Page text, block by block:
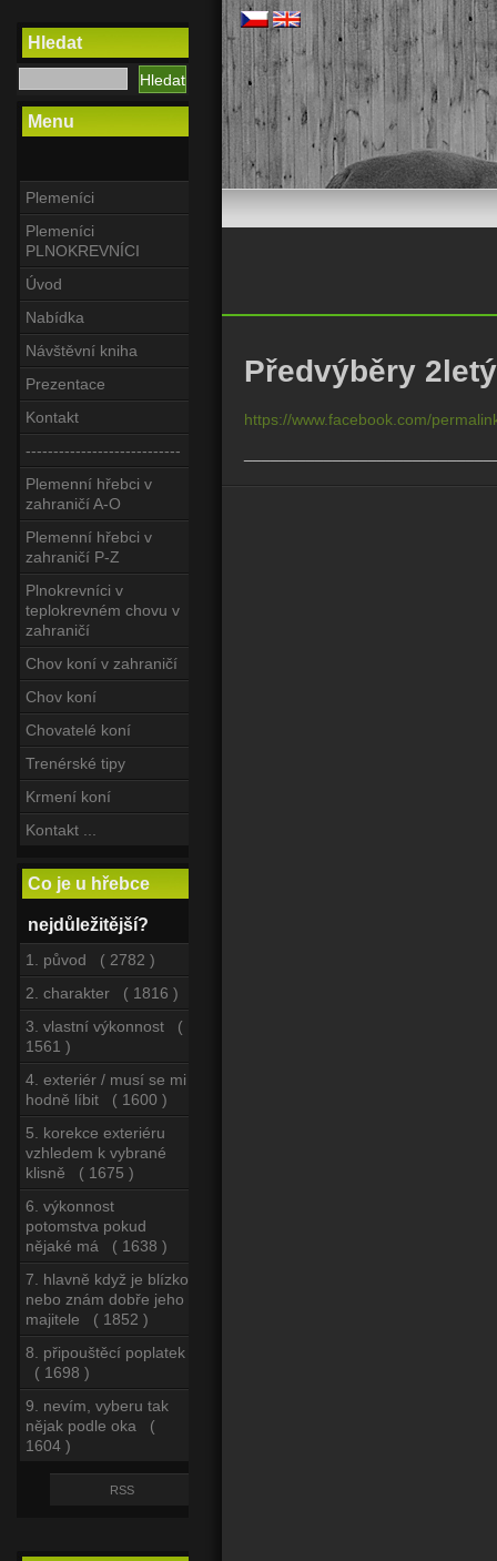
Hledat
Menu
Plemeníci
Plemeníci
PLNOKREVNÍCI
Úvod
Nabídka
Návštěvní kniha
Prezentace
Kontakt
----------------------------
Plemenní hřebci v
zahraničí A-O
Plemenní hřebci v
zahraničí P-Z
Plnokrevníci v
teplokrevném chovu v
zahraničí
Chov koní v zahraničí
Chov koní
Chovatelé koní
Trenérské tipy
Krmení koní
Kontakt ...
Co je u hřebce
nejdůležitější?
1. původ ( 2782 )
2. charakter ( 1816 )
3. vlastní výkonnost (
1561 )
4. exteriér / musí se mi
hodně líbit ( 1600 )
5. korekce exteriéru
vzhledem k vybrané
klisně ( 1675 )
6. výkonnost
potomstva pokud
nějaké má ( 1638 )
7. hlavně když je blízko
nebo znám dobře jeho
majitele ( 1852 )
8. připouštěcí poplatek
( 1698 )
9. nevím, vyberu tak
nějak podle oka (
1604 )
RSS
Předvýběry
https://www.facebook.com/